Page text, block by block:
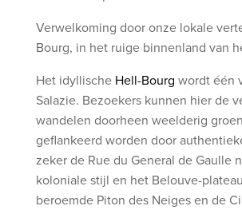
Verwelkoming door onze lokale
Bourg, in het ruige binnenland van
Het idyllische Hell-Bourg wordt één
Salazie. Bezoekers kunnen hier de
wandelen doorheen weelderig
geflankeerd worden door
zeker de Rue du General de Gaulle
koloniale stijl en het Belouve-
beroemde Piton des Neiges en de